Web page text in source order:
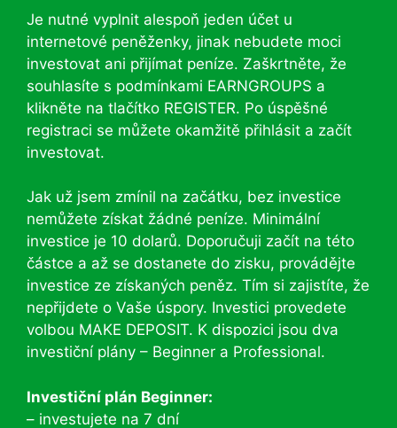
Je nutné vyplnit alespoň jeden účet u
internetové peněženky, jinak nebudete moci
investovat ani přijímat peníze. Zaškrtněte, že
souhlasíte s podmínkami EARNGROUPS a
klikněte na tlačítko REGISTER. Po úspěšné
registraci se můžete okamžitě přihlásit a začít
investovat.
Jak už jsem zmínil na začátku, bez investice
nemůžete získat žádné peníze. Minimální
investice je 10 dolarů. Doporučuji začít na této
částce a až se dostanete do zisku, provádějte
investice ze získaných peněz. Tím si zajistíte, že
nepřijdete o Vaše úspory. Investici provedete
volbou MAKE DEPOSIT. K dispozici jsou dva
investiční plány – Beginner a Professional.
Investiční plán Beginner:
– investujete na 7 dní